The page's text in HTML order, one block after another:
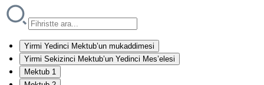
Yirmi Yedinci Mektub’un mukaddimesi
Yirmi Sekizinci Mektub’un Yedinci Mes’elesi
Mektub 1